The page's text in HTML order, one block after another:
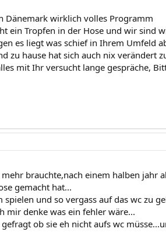
Dänemark wirklich volles Programm
ein Tropfen in der Hose und wir sind
es liegt was schief in Ihrem Umfeld
zu hause hat sich auch nix verändert
mit Ihr versucht lange gespräche,
brauchte,nach einem halben jahr
gemacht hat...
und so vergass auf das wc zu
mir denke was ein fehler wäre...
ob sie eh nicht aufs wc